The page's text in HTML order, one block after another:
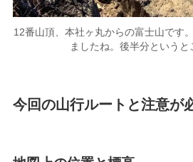
12番山頂、本社ヶ丸からの富士山です
ましたね。後半分というと
今回の山行ルートと注意が